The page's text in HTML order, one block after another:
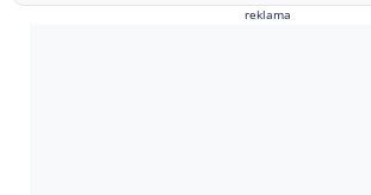
reklama